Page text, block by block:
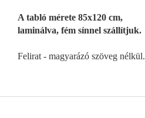
A tabló mérete 85x120 cm,
laminálva, fém sínnel szállítjuk.
Felirat - magyarázó szöveg nélkül.
L